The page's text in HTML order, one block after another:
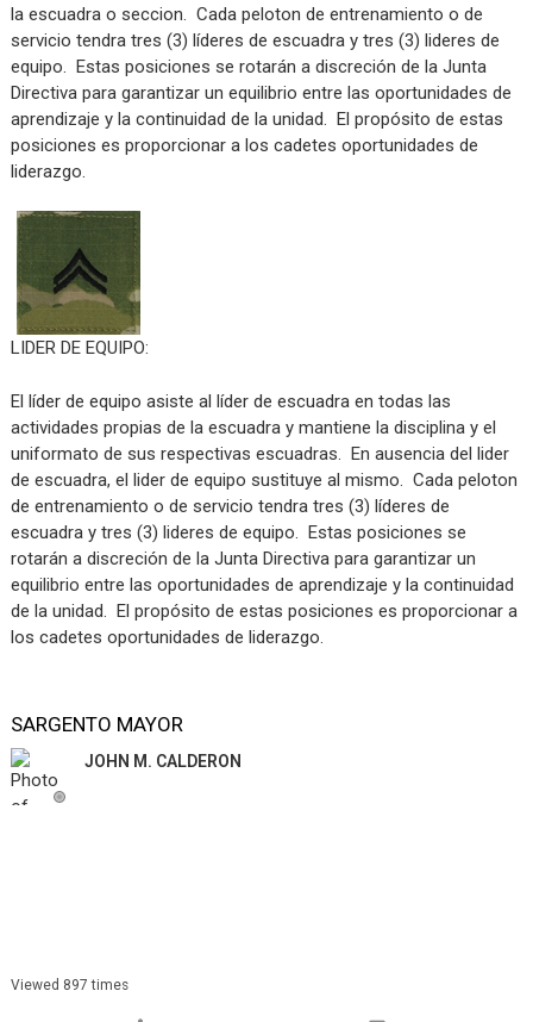
la escuadra o seccion. Cada peloton de entrenamiento o de
servicio tendra tres (3) líderes de escuadra y tres (3) lideres de
equipo. Estas posiciones se rotarán a discreción de la Junta
Directiva para garantizar un equilibrio entre las oportunidades de
aprendizaje y la continuidad de la unidad. El propósito de estas
posiciones es proporcionar a los cadetes oportunidades de
liderazgo.
LIDER DE EQUIPO:
El líder de equipo asiste al líder de escuadra en todas las
actividades propias de la escuadra y mantiene la disciplina y el
uniformato de sus respectivas escuadras. En ausencia del lider
de escuadra, el lider de equipo sustituye al mismo. Cada peloton
de entrenamiento o de servicio tendra tres (3) líderes de
escuadra y tres (3) lideres de equipo. Estas posiciones se
rotarán a discreción de la Junta Directiva para garantizar un
equilibrio entre las oportunidades de aprendizaje y la continuidad
de la unidad. El propósito de estas posiciones es proporcionar a
los cadetes oportunidades de liderazgo.
SARGENTO MAYOR
JOHN M. CALDERON
Viewed 897 times